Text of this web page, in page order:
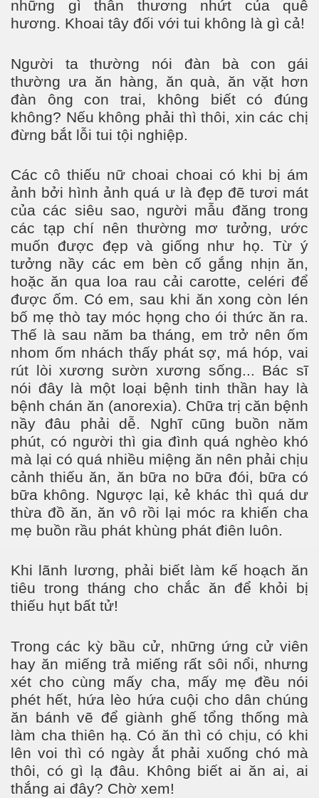
những gì thân thương nhứt của quê
hương. Khoai tây đối với tui không là gì cả!
Người ta thường nói đàn bà con gái
thường ưa ăn hàng, ăn quà, ăn vặt hơn
đàn ông con trai, không biết có đúng
không? Nếu không phải thì thôi, xin các chị
đừng bắt lỗi tui tội nghiệp.
Các cô thiếu nữ choai choai có khi bị ám
ảnh bởi hình ảnh quá ư là đẹp đẽ tươi mát
của các siêu sao, người mẫu đăng trong
các tạp chí nên thường mơ tưởng, ước
muốn được đẹp và giống như họ. Từ ý
tưởng nầy các em bèn cố gắng nhịn ăn,
hoặc ăn qua loa rau cải carotte, celéri để
được ốm. Có em, sau khi ăn xong còn lén
bố mẹ thò tay móc họng cho ói thức ăn ra.
Thế là sau năm ba tháng, em trở nên ốm
nhom ốm nhách thấy phát sợ, má hóp, vai
rút lòi xương sườn xương sống... Bác sĩ
nói đây là một loại bệnh tinh thần hay là
bệnh chán ăn (anorexia). Chữa trị căn bệnh
nầy đâu phải dễ. Nghĩ cũng buồn năm
phút, có người thì gia đình quá nghèo khó
mà lại có quá nhiều miệng ăn nên phải chịu
cảnh thiếu ăn, ăn bữa no bữa đói, bữa có
bữa không. Ngược lại, kẻ khác thì quá dư
thừa đồ ăn, ăn vô rồi lại móc ra khiến cha
mẹ buồn rầu phát khùng phát điên luôn.
Khi lãnh lương, phải biết làm kế hoạch ăn
tiêu trong tháng cho chắc ăn để khỏi bị
thiếu hụt bất tử!
Trong các kỳ bầu cử, những ứng cử viên
hay ăn miếng trả miếng rất sôi nổi, nhưng
xét cho cùng mấy cha, mấy mẹ đều nói
phét hết, hứa lèo hứa cuội cho dân chúng
ăn bánh vẽ để giành ghế tổng thống mà
làm cha thiên hạ. Có ăn thì có chịu, có khi
lên voi thì có ngày ắt phải xuống chó mà
thôi, có gì lạ đâu. Không biết ai ăn ai, ai
thắng ai đây? Chờ xem!